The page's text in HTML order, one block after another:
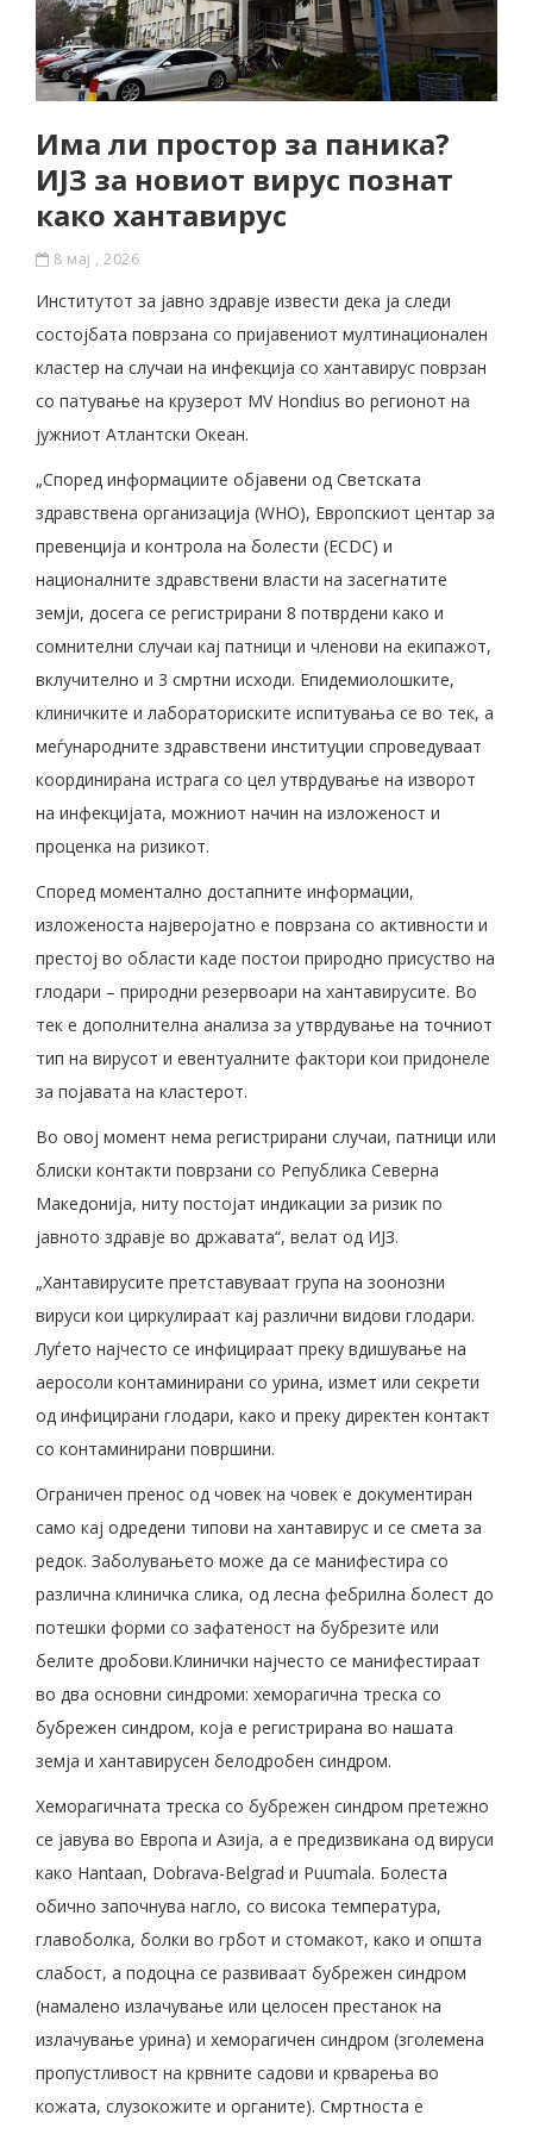
Има ли простор за паника?
ИЈЗ за новиот вирус познат
како хантавирус
8 мај , 2026
Институтот за јавно здравје извести дека ја следи
состојбата поврзана со пријавениот мултинационален
кластер на случаи на инфекција со хантавирус поврзан
со патување на крузерот MV Hondius во регионот на
јужниот Атлантски Океан.
„Според информациите објавени од Светската
здравствена организација (WHO), Европскиот центар за
превенција и контрола на болести (ECDC) и
националните здравствени власти на засегнатите
земји, досега се регистрирани 8 потврдени како и
сомнителни случаи кај патници и членови на екипажот,
вклучително и 3 смртни исходи. Епидемиолошките,
клиничките и лабораториските испитувања се во тек, а
меѓународните здравствени институции спроведуваат
координирана истрага со цел утврдување на изворот
на инфекцијата, можниот начин на изложеност и
проценка на ризикот.
Според моментално достапните информации,
изложеноста најверојатно е поврзана со активности и
престој во области каде постои природно присуство на
глодари – природни резервоари на хантавирусите. Во
тек е дополнителна анализа за утврдување на точниот
тип на вирусот и евентуалните фактори кои придонеле
за појавата на кластерот.
Во овој момент нема регистрирани случаи, патници или
блиски контакти поврзани со Република Северна
Македонија, ниту постојат индикации за ризик по
јавното здравје во државата“, велат од ИЈЗ.
„Хантавирусите претставуваат група на зоонозни
вируси кои циркулираат кај различни видови глодари.
Луѓето најчесто се инфицираат преку вдишување на
аеросоли контаминирани со урина, измет или секрети
од инфицирани глодари, како и преку директен контакт
со контаминирани површини.
Ограничен пренос од човек на човек е документиран
само кај одредени типови на хантавирус и се смета за
редок. Заболувањето може да се манифестира со
различна клиничка слика, од лесна фебрилна болест до
потешки форми со зафатеност на бубрезите или
белите дробови.Клинички најчесто се манифестираат
во два основни синдроми: хеморагична треска со
бубрежен синдром, која е регистрирана во нашата
земја и хантавирусен белодробен синдром.
Хеморагичната треска со бубрежен синдром претежно
се јавува во Европа и Азија, а е предизвикана од вируси
како Hantaan, Dobrava-Belgrad и Puumala. Болеста
обично започнува нагло, со висока температура,
главоболка, болки во грбот и стомакот, како и општа
слабост, а подоцна се развиваат бубрежен синдром
(намалено излачување или целосен престанок на
излачување урина) и хеморагичен синдром (зголемена
пропустливост на крвните садови и крварења во
кожата, слузокожите и органите). Смртноста е